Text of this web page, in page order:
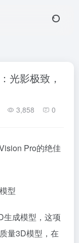
光影极致，
3,858 0
Pro的绝佳
型
生成模型，这项
量3D模型，在